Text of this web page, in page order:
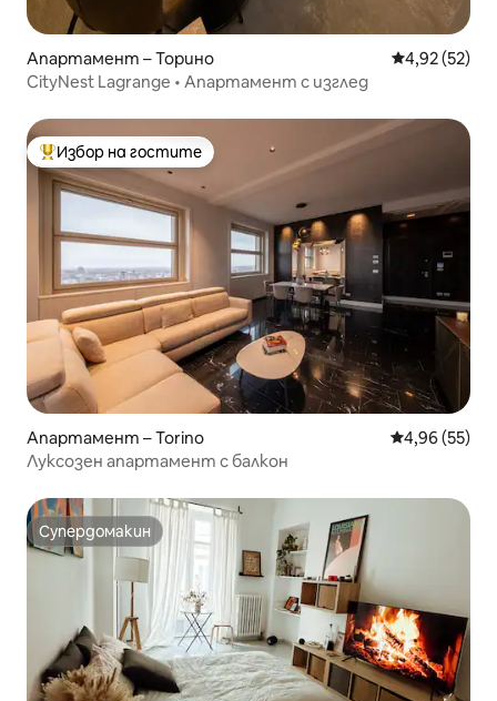
Апартамент – Торино Средна
4,92 (52)
CityNest Lagrange • Апартамент с изглед
Най-популярен избор на гостите
Избор на гостите
Апартамент – Torino Средна
4,96 (55)
Луксозен апартамент с балкон
Супердомакин
Супердомакин